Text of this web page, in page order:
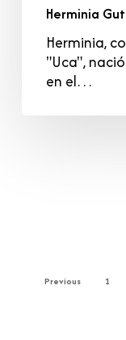
Herminia
Herminia,
"Uca",
en el…
Previous 1